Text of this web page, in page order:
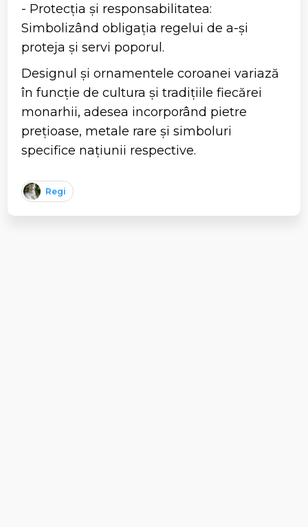
- Protecția și responsabilitatea:
Simbolizând obligația regelui de a-și
proteja și servi poporul.
Designul și ornamentele coroanei variază
în funcție de cultura și tradițiile fiecărei
monarhii, adesea incorporând pietre
prețioase, metale rare și simboluri
specifice națiunii respective.
Regi